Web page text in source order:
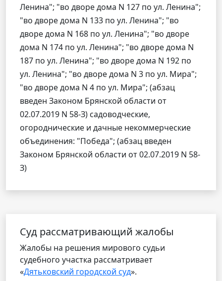
Ленина"; "во дворе дома N 127 по ул. Ленина";
"во дворе дома N 133 по ул. Ленина"; "во
дворе дома N 168 по ул. Ленина"; "во дворе
дома N 174 по ул. Ленина"; "во дворе дома N
187 по ул. Ленина"; "во дворе дома N 192 по
ул. Ленина"; "во дворе дома N 3 по ул. Мира";
"во дворе дома N 4 по ул. Мира"; (абзац
введен Законом Брянской области от
02.07.2019 N 58-З) садоводческие,
огороднические и дачные некоммерческие
объединения: "Победа"; (абзац введен
Законом Брянской области от 02.07.2019 N 58-
З)
Cуд рассматривающий жалобы
Жалобы на решения мирового судьи
судебного участка рассматривает
«Дятьковский городской суд».